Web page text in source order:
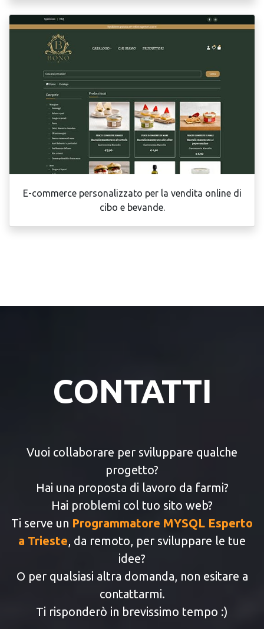
E-commerce personalizzato per la vendita online di
cibo e bevande.
CONTATTI
Vuoi collaborare per sviluppare qualche
progetto?
Hai una proposta di lavoro da farmi?
Hai problemi col tuo sito web?
Ti serve un Programmatore MYSQL Esperto
a Trieste , da remoto, per sviluppare le tue
idee?
O per qualsiasi altra domanda, non esitare a
contattarmi.
Ti risponderò in brevissimo tempo :)